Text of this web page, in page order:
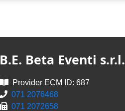
B.E. Beta Eventi s.r.l.
Provider ECM ID: 687
071 2076468
071 2072658